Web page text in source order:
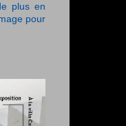
plus en
pour